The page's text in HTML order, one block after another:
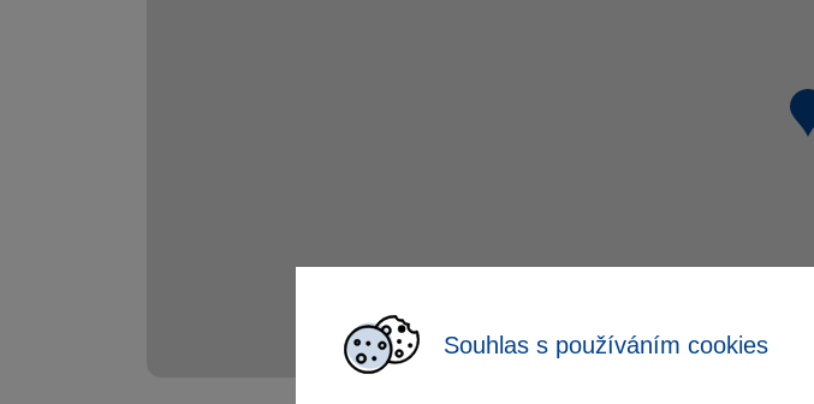
Souhlas s používáním cookies